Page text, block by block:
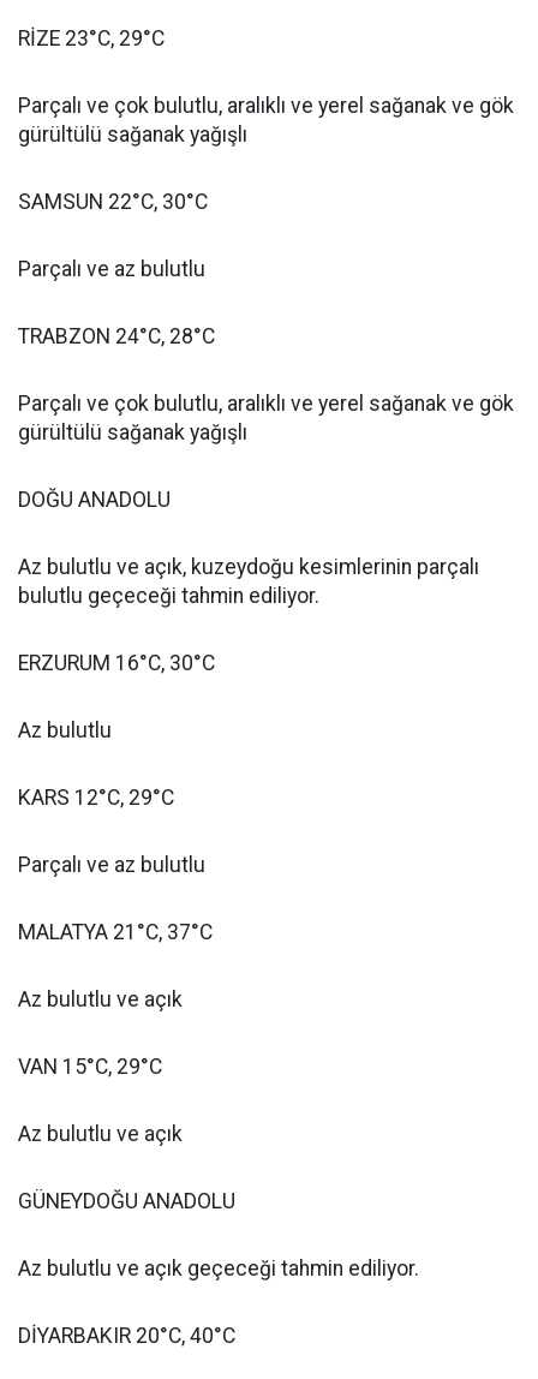
RİZE 23°C, 29°C
Parçalı ve çok bulutlu, aralıklı ve yerel sağanak ve gök
gürültülü sağanak yağışlı
SAMSUN 22°C, 30°C
Parçalı ve az bulutlu
TRABZON 24°C, 28°C
Parçalı ve çok bulutlu, aralıklı ve yerel sağanak ve gök
gürültülü sağanak yağışlı
DOĞU ANADOLU
Az bulutlu ve açık, kuzeydoğu kesimlerinin parçalı
bulutlu geçeceği tahmin ediliyor.
ERZURUM 16°C, 30°C
Az bulutlu
KARS 12°C, 29°C
Parçalı ve az bulutlu
MALATYA 21°C, 37°C
Az bulutlu ve açık
VAN 15°C, 29°C
Az bulutlu ve açık
GÜNEYDOĞU ANADOLU
Az bulutlu ve açık geçeceği tahmin ediliyor.
DİYARBAKIR 20°C, 40°C